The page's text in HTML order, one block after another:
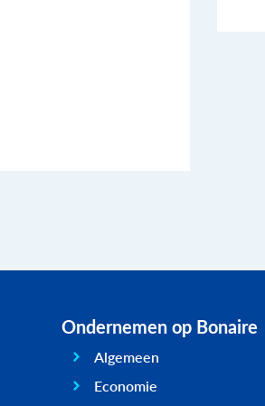
Ondernemen op Bonaire
Algemeen
Economie